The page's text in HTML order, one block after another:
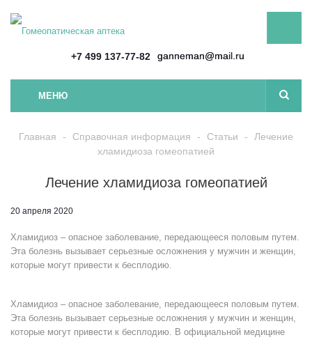
+7 499 137-77-82 ganneman@mail.ru
МЕНЮ
Главная - Справочная информация - Статьи -
Лечение
хламидиоза гомеопатией
Лечение хламидиоза гомеопатией
20 апреля 2020
Хламидиоз – опасное заболевание, передающееся половым путем.
Эта болезнь вызывает серьезные осложнения у мужчин и женщин,
которые могут привести к бесплодию.
Хламидиоз – опасное заболевание, передающееся половым путем.
Эта болезнь вызывает серьезные осложнения у мужчин и женщин,
которые могут привести к бесплодию. В официальной медицине